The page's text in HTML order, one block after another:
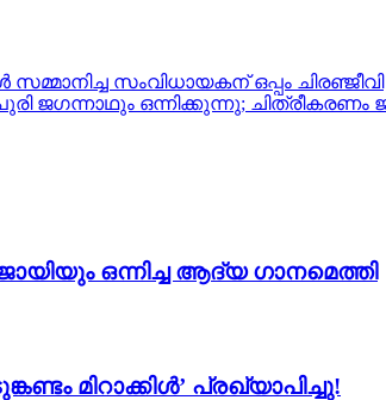
സംവിധായകന് ഒപ്പം ചിരഞ്ജീവി
ജഗന്നാഥും ഒന്നിക്കുന്നു;
ഒന്നിച്ച ആദ്യ ഗാനമെത്തി
മിറാക്കിൾ’ പ്രഖ്യാപിച്ചു!